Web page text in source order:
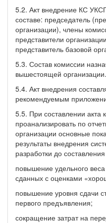
5.2. Акт внедрение КС
составе: председатель
организации), члены
представители
представитель базовой
5.3. Состав комиссии
вышестоящей организации.
5.4. Акт внедрения
рекомендуемым
5.5. При составлении акта
проанализировать по
организации основные
результаты внедрения
разработки до
повышение удельного
сданных с оценками
повышение уровня сдачи
первого предъявления;
сокращение затрат на